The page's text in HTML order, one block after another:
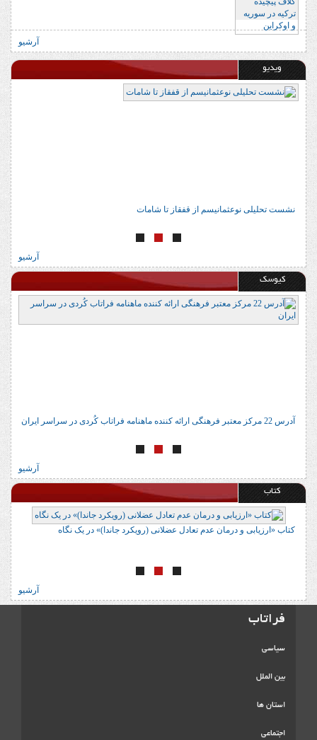
آرشیو
ویدیو
نشست تحلیلی نوعثمانیسم از قفقاز تا شامات
آرشیو
کیوسک
آدرس 22 مرکز معتبر فرهنگی ارائه کننده ماهنامه فراتاب کُردی در سراسر ایران
آرشیو
کتاب
کتاب «ارزیابی و درمان عدم تعادل عضلانی (رویکرد جاندا)» در یک نگاه
آرشیو
فراتاب
سیاسی
بین الملل
استان ها
اجتماعی